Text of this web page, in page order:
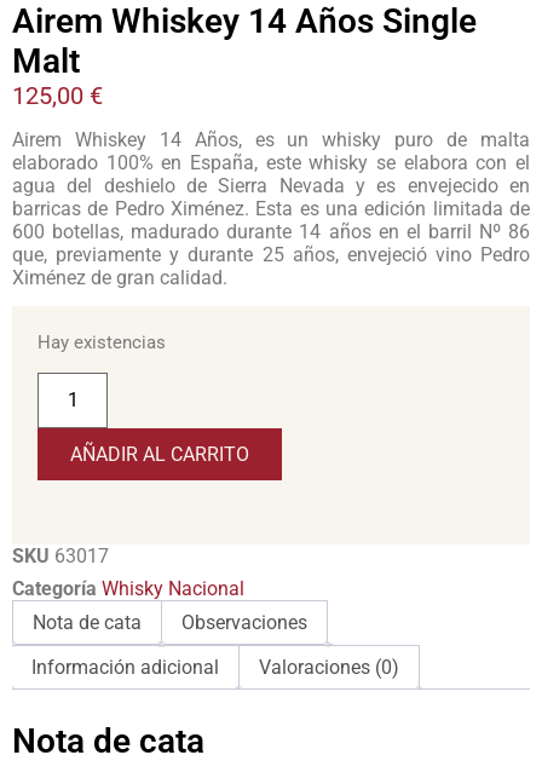
Airem Whiskey 14 Años Single
Malt
125,00 €
Airem Whiskey 14 Años, es un whisky puro de malta
elaborado 100% en España, este whisky se elabora con el
agua del deshielo de Sierra Nevada y es envejecido en
barricas de Pedro Ximénez. Esta es una edición limitada de
600 botellas, madurado durante 14 años en el barril Nº 86
que, previamente y durante 25 años, envejeció vino Pedro
Ximénez de gran calidad.
Hay existencias
AÑADIR AL CARRITO
SKU 63017
Categoría Whisky Nacional
Nota de cata
Observaciones
Información adicional
Valoraciones (0)
Nota de cata